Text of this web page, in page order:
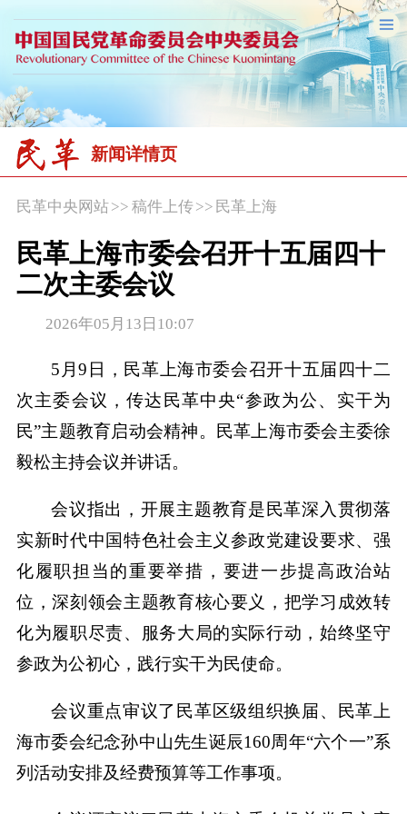
新闻详情页
民革中央网站>> 稿件上传 >> 民革上海
民革上海市委会召开十五届四十
二次主委会议
2026年05月13日10:07
5月9日，民革上海市委会召开十五届四十二
次主委会议，传达民革中央“参政为公、实干为
民”主题教育启动会精神。民革上海市委会主委徐
毅松主持会议并讲话。
会议指出，开展主题教育是民革深入贯彻落
实新时代中国特色社会主义参政党建设要求、强
化履职担当的重要举措，要进一步提高政治站
位，深刻领会主题教育核心要义，把学习成效转
化为履职尽责、服务大局的实际行动，始终坚守
参政为公初心，践行实干为民使命。
会议重点审议了民革区级组织换届、民革上
海市委会纪念孙中山先生诞辰160周年“六个一”系
列活动安排及经费预算等工作事项。